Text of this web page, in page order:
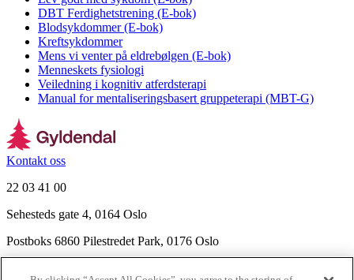
DBT Ferdighetstrening (E-bok)
Blodsykdommer (E-bok)
Kreftsykdommer
Mens vi venter på eldrebølgen (E-bok)
Menneskets fysiologi
Veiledning i kognitiv atferdsterapi
Manual for mentaliseringsbasert gruppeterapi (MBT-G)
Kontakt oss
22 03 41 00
Sehesteds gate 4, 0164 Oslo
Postboks 6860 Pilestredet Park, 0176 Oslo